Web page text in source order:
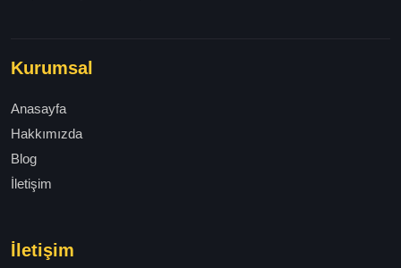
Kurumsal
Anasayfa
Hakkımızda
Blog
İletişim
İletişim